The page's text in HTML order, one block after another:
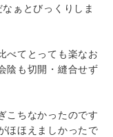
ぁとびっくりしま
べてとっても楽なお
陰も切開・縫合せず
こちなかったのです
ほほえましかったで